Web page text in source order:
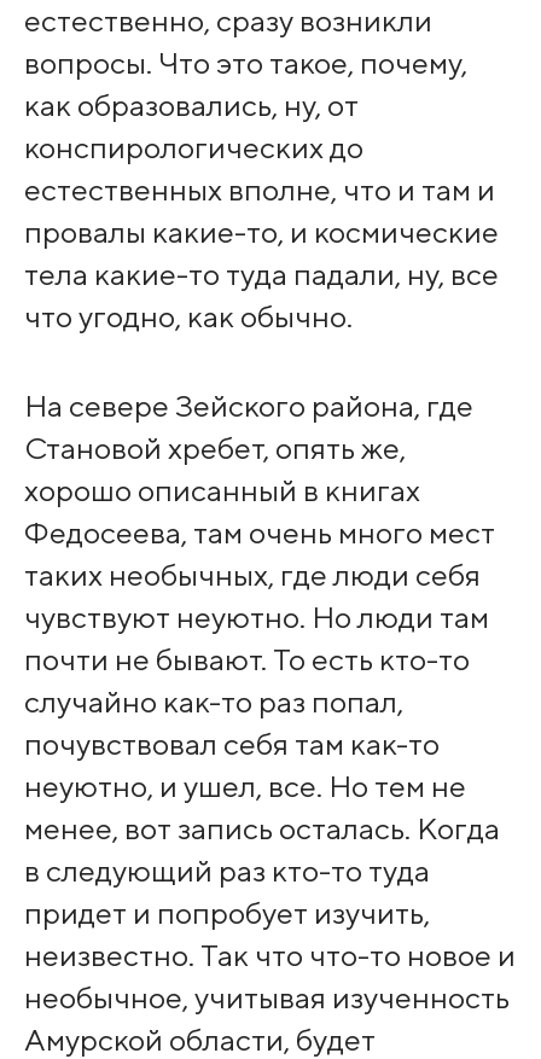
естественно, сразу возникли
вопросы. Что это такое, почему,
как образовались, ну, от
конспирологических до
естественных вполне, что и там и
провалы какие-то, и космические
тела какие-то туда падали, ну, все
что угодно, как обычно.
На севере Зейского района, где
Становой хребет, опять же,
хорошо описанный в книгах
Федосеева, там очень много мест
таких необычных, где люди себя
чувствуют неуютно. Но люди там
почти не бывают. То есть кто-то
случайно как-то раз попал,
почувствовал себя там как-то
неуютно, и ушел, все. Но тем не
менее, вот запись осталась. Когда
в следующий раз кто-то туда
придет и попробует изучить,
неизвестно. Так что что-то новое и
необычное, учитывая изученность
Амурской области, будет